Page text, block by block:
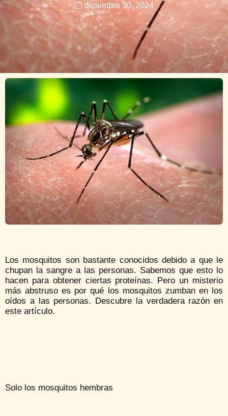
diciembre 30, 2024
Los mosquitos son bastante conocidos debido a que le
chupan la sangre a las personas. Sabemos que esto lo
hacen para obtener ciertas proteínas. Pero un misterio
más abstruso es por qué los mosquitos zumban en los
oídos a las personas. Descubre la verdadera razón en
este artículo.
Solo los mosquitos hembras